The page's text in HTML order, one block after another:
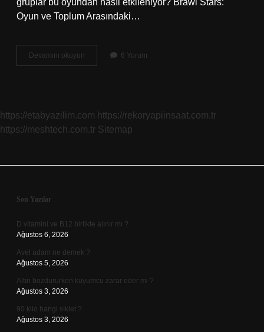
gruplar bu oyundan nasıl etkileniyor? Brawl Stars:
Oyun ve Toplum Arasındaki…
Devamını okuyun
Stars’ı
?
6 Yorum
https://etabyazilim.com https://rekoryapiinsaat.com.tr
https://meshtech.com.tr Sitemap
Sidebar
Son Yazılar
D vitamini ve B12 birlikte alınır mı ?
Ağustos 6, 2026
Avel adam ne demek ?
Ağustos 5, 2026
Altın bozdururken kuyumcu zarar eder mi ?
Ağustos 3, 2026
90 kilo hangi sıklet ?
Ağustos 3, 2026